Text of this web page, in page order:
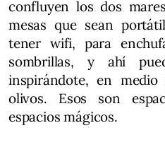
confluyen los dos
mesas que sean
tener wifi, para
sombrillas, y ahí
inspirándote, en
olivos. Esos son
espacios mágicos.